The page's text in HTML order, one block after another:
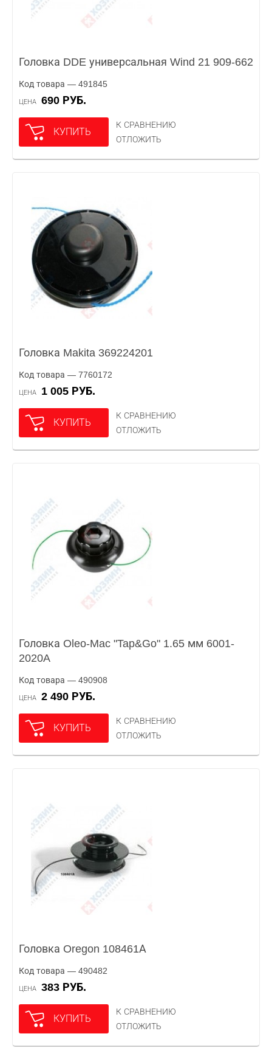
Головка DDE универсальная Wind 21 909-662
Код товара — 491845
ЦЕНА 690 РУБ.
КУПИТЬ
К СРАВНЕНИЮ
ОТЛОЖИТЬ
Головка Makita 369224201
Код товара — 7760172
ЦЕНА 1 005 РУБ.
КУПИТЬ
К СРАВНЕНИЮ
ОТЛОЖИТЬ
Головка Oleo-Mac "Tap&Go" 1.65 мм 6001-
2020A
Код товара — 490908
ЦЕНА 2 490 РУБ.
КУПИТЬ
К СРАВНЕНИЮ
ОТЛОЖИТЬ
Головка Oregon 108461А
Код товара — 490482
ЦЕНА 383 РУБ.
КУПИТЬ
К СРАВНЕНИЮ
ОТЛОЖИТЬ